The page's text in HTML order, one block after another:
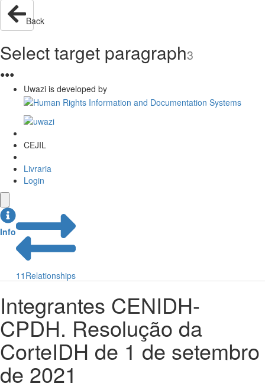
Back
Select target paragraph3
●●●
Uwazi is developed by
CEJIL
Livraria
Login
Info
11 Relationships
Integrantes CENIDH-
CPDH. Resolução da
CorteIDH de 1 de setembro
de 2021